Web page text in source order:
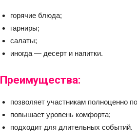
горячие блюда;
гарниры;
салаты;
иногда — десерт и напитки.
Преимущества:
позволяет участникам полноценно
повышает уровень комфорта;
подходит для длительных событий.